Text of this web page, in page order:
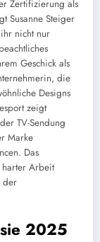
Zertifizierung als
Susanne Steiger
nicht nur
Geschick als
die
Designs
zeigt
TV-Sendung
Marke
Das
harter Arbeit
der
2025